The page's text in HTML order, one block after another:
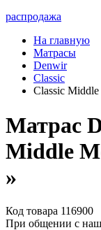
распродажа
На главную
Матрасы
Denwir
Classic
Classic
Матрас
Middle
»
Код товара 116900
При общении с